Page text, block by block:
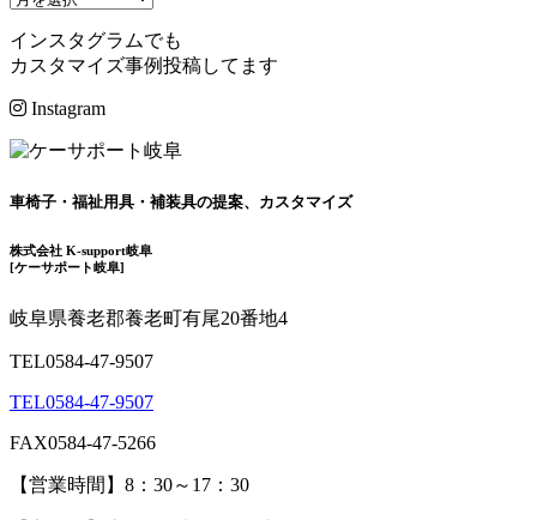
インスタグラムでも
カスタマイズ事例投稿してます
Instagram
車椅子・福祉用具・補装具の提案、カスタマイズ
株式会社 K-support岐阜
[ケーサポート岐阜]
岐阜県養老郡養老町有尾20番地4
TEL0584-47-9507
TEL0584-47-9507
FAX0584-47-5266
【営業時間 】 8：30～17：30